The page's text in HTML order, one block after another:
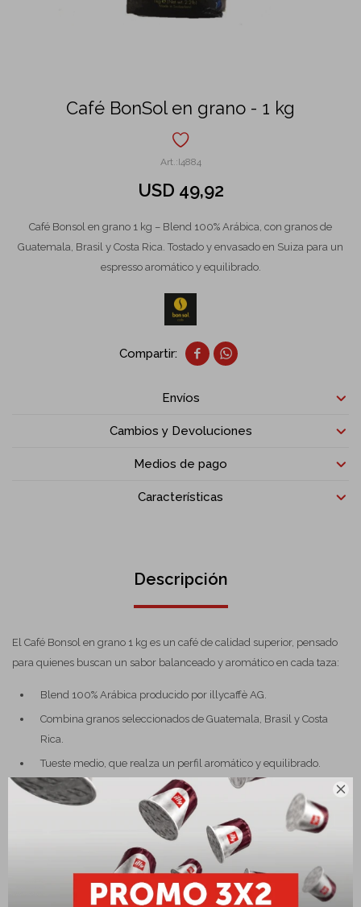

Café BonSol en grano - 1 kg
I4884
USD 49,92
Café Bonsol en grano 1 kg – Blend 100% Arábica, con granos de
Guatemala, Brasil y Costa Rica. Tostado y envasado en Suiza para un
espresso aromático y equilibrado.
 
Envíos
Cambios y Devoluciones
Medios de pago
Características
Descripción
El Café Bonsol en grano 1 kg es un café de calidad superior, pensado
para quienes buscan un sabor balanceado y aromático en cada taza:
Blend 100% Arábica producido por illycaffè AG.
Combina granos seleccionados de Guatemala, Brasil y Costa
Rica.
Tueste medio, que realza un perfil aromático y equilibrado.
Tostado y envasado en Suiza, con los más altos estándares de
calidad.
Presentación en grano de 1 kg, ideal para molinos y máquinas
de café automáticas.
Café fresco, con aroma intenso y cuerpo balanceado.
Versátil: perfecto para espresso, moka, prensa francesa o filtro.